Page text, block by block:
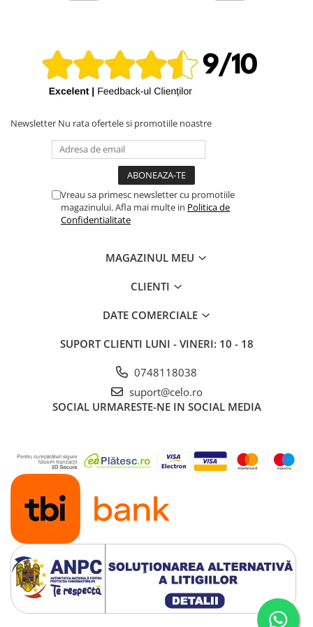
iPhone 7 Plus
iPhone 7
iPhone SE 2022 3rd
iPhone 6
Top Piese iPhone
Piese & Accesorii iPad
iPad Pro 11″ (1st gen - 2018)
iPad Pro 11″ (2nd gen - 2020)
iPad Pro 11″ (3rd gen - 2021)
iPad Pro 12.9″ (2nd gen - 2017)
iPad Pro 12.9″ (3rd gen - 2018)
iPad Pro 12.9″ (4th gen - 2020)
iPad Pro 12.9″ (5th gen - 2021)
iPad Pro 12.9″ (6th gen - 2022)
iPad Pro 9.7″ (2016)
iPad
iPad (4th gen)
iPad 9.7″ (5th gen - 2017)
Newsletter Nu rata ofertele si promotiile noastre
Vreau sa primesc newsletter cu promotiile
magazinului. Afla mai multe in Politica de
Confidentialitate
MAGAZINUL MEU
CLIENTI
DATE COMERCIALE
SUPORT CLIENTI LUNI - VINERI: 10 - 18
0748118038
suport@celo.ro
SOCIAL URMARESTE-NE IN SOCIAL MEDIA